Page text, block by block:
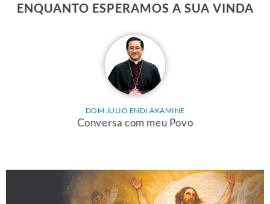
ENQUANTO ESPERAMOS A SUA VINDA
DOM JULIO ENDI AKAMINE
Conversa com meu Povo